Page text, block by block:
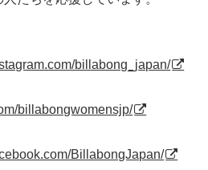
billabong_japan/
billabongwomensjp/
BillabongJapan/